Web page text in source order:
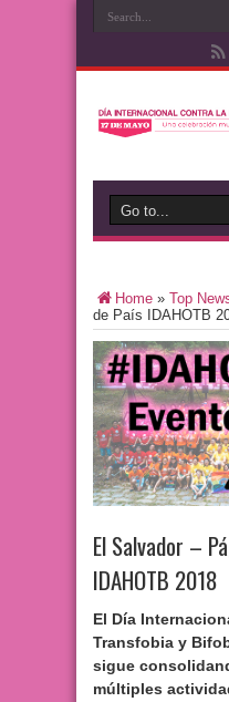
Home » Top
de País IDAHOTB
El Salvador –
IDAHOTB 2018
El Día
Transfobia y
sigue
múltiples